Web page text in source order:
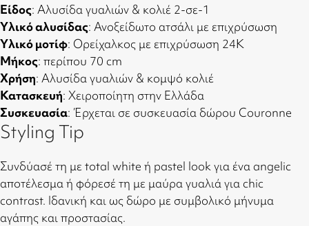
Είδος: Αλυσίδα γυαλιών & κολιέ 2-σε-1
Υλικό αλυσίδας: Ανοξείδωτο ατσάλι με επιχρύσωση
Υλικό μοτίφ: Ορείχαλκος με επιχρύσωση 24Κ
Μήκος: περίπου 70 cm
Χρήση: Αλυσίδα γυαλιών & κομψό κολιέ
Κατασκευή: Χειροποίητη στην Ελλάδα
Συσκευασία: Έρχεται σε συσκευασία δώρου Couronne
Styling Tip
Συνδύασέ τη με total white ή pastel look για ένα angelic
αποτέλεσμα ή φόρεσέ τη με μαύρα γυαλιά για chic
contrast. Ιδανική και ως δώρο με συμβολικό μήνυμα
αγάπης και προστασίας.